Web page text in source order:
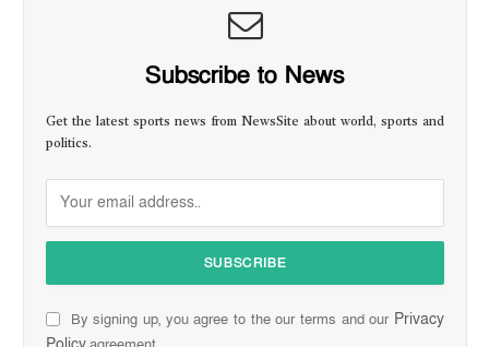
Subscribe to News
Get the latest sports news from NewsSite about world, sports and
politics.
By signing up, you agree to the our terms and our Privacy